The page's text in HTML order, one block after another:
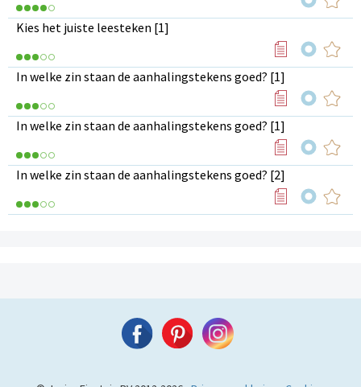
Kies het juiste leesteken [1]
In welke zin staan de aanhalingstekens goed? [1]
In welke zin staan de aanhalingstekens goed? [1]
In welke zin staan de aanhalingstekens goed? [2]